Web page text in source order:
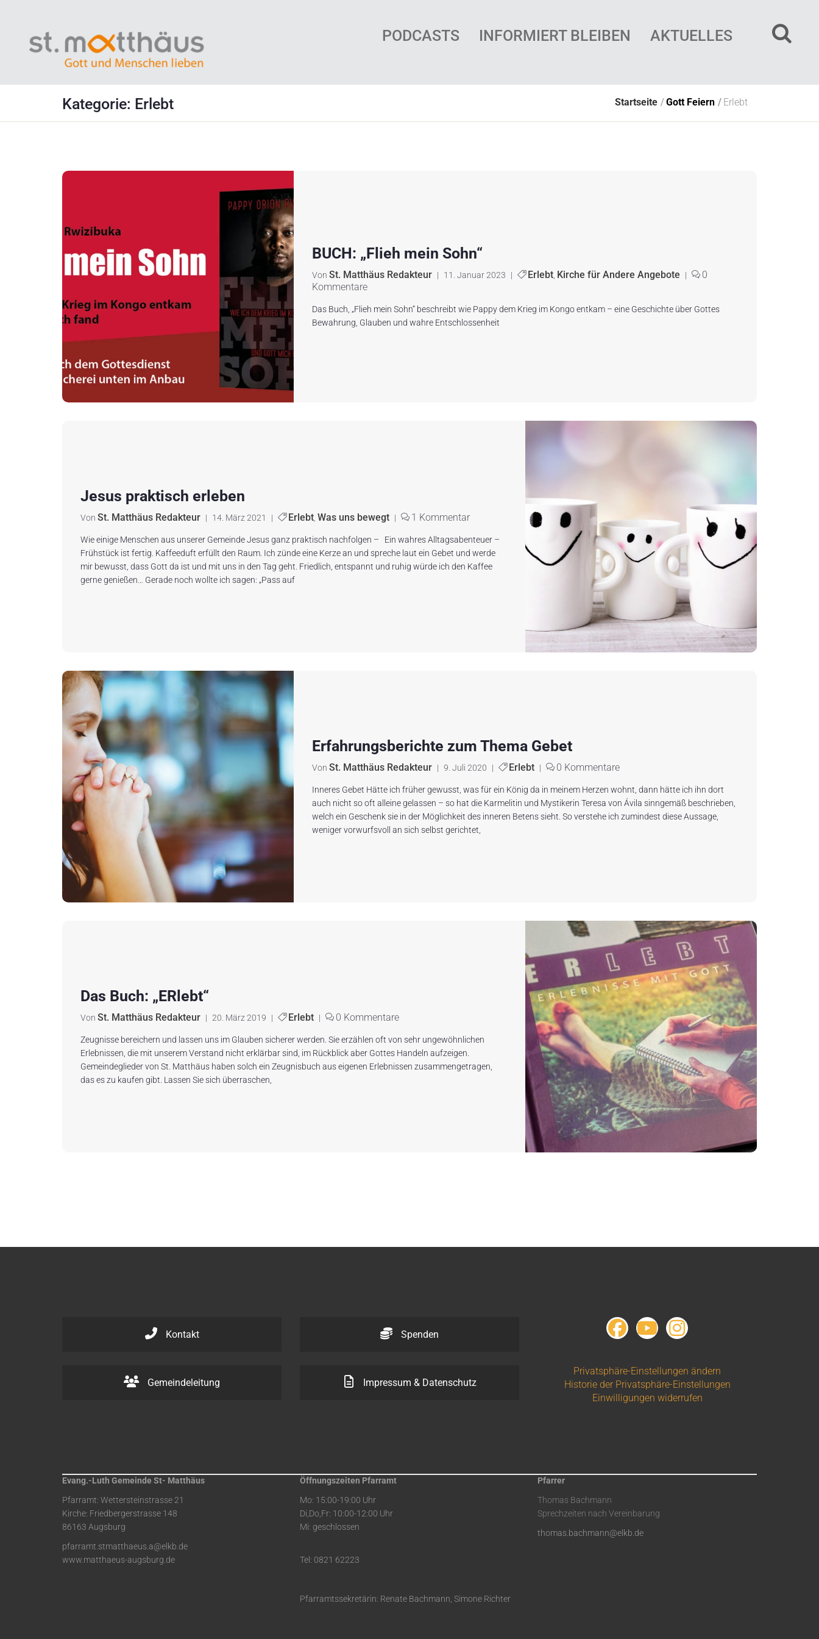
PODCASTS INFORMIERT BLEIBEN AKTUELLES
Kategorie: Erlebt Startseite Gott Feiern Erlebt
BUCH: „Flieh mein Sohn“
Von St. Matthäus Redakteur | 11. Januar 2023 | Erlebt Kirche für Andere Angebote |
0
Kommentare
Das Buch, „Flieh mein Sohn“ beschreibt wie Pappy dem Krieg im Kongo entkam – eine Geschichte über Gottes
Bewahrung, Glauben und wahre Entschlossenheit
Jesus praktisch erleben
Von St. Matthäus Redakteur | 14. März 2021 | Erlebt Was uns bewegt | 1 Kommentar
Wie einige Menschen aus unserer Gemeinde Jesus ganz praktisch nachfolgen – Ein wahres Alltagsabenteuer –
Frühstück ist fertig. Kaffeeduft erfüllt den Raum. Ich zünde eine Kerze an und spreche laut ein Gebet und werde
mir bewusst, dass Gott da ist und mit uns in den Tag geht. Friedlich, entspannt und ruhig würde ich den Kaffee
gerne genießen… Gerade noch wollte ich sagen: „Pass auf
Erfahrungsberichte zum Thema Gebet
Von St. Matthäus Redakteur | 9. Juli 2020 | Erlebt | 0 Kommentare
Inneres Gebet Hätte ich früher gewusst, was für ein König da in meinem Herzen wohnt, dann hätte ich ihn dort
auch nicht so oft alleine gelassen – so hat die Karmelitin und Mystikerin Teresa von Ávila sinngemäß beschrieben,
welch ein Geschenk sie in der Möglichkeit des inneren Betens sieht. So verstehe ich zumindest diese Aussage,
weniger vorwurfsvoll an sich selbst gerichtet,
Das Buch: „ERlebt“
Von St. Matthäus Redakteur | 20. März 2019 | Erlebt | 0 Kommentare
Zeugnisse bereichern und lassen uns im Glauben sicherer werden. Sie erzählen oft von sehr ungewöhnlichen
Erlebnissen, die mit unserem Verstand nicht erklärbar sind, im Rückblick aber Gottes Handeln aufzeigen.
Gemeindeglieder von St. Matthäus haben solch ein Zeugnisbuch aus eigenen Erlebnissen zusammengetragen,
das es zu kaufen gibt. Lassen Sie sich überraschen,
Kontakt
Gemeindeleitung
Spenden
Impressum & Datenschutz
Privatsphäre-Einstellungen ändern
Historie der Privatsphäre-Einstellungen
Einwilligungen widerrufen
Evang.-Luth Gemeinde St- Matthäus
Pfarramt: Wettersteinstrasse 21
Kirche: Friedbergerstrasse 148
86163 Augsburg
pfarramt.stmatthaeus.a@elkb.de
www.matthaeus-augsburg.de
Öffnungszeiten Pfarramt
Mo: 15:00-19:00 Uhr
Di,Do,Fr: 10:00-12:00 Uhr
Mi: geschlossen
Tel: 0821 62223
Pfarramtssekretärin: Renate Bachmann, Simone Richter
Pfarrer
Thomas Bachmann
Sprechzeiten nach Vereinbarung
thomas.bachmann@elkb.de